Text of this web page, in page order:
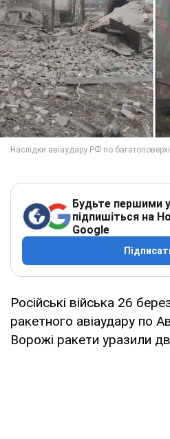
Будьте першими
підпишіться на
Google
Російські війська 26
ракетного авіаудару по
Ворожі ракети уразили